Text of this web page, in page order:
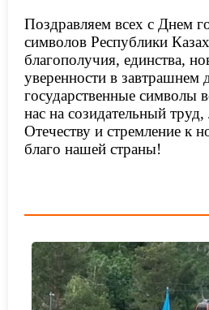
Поздравляем всех с Днем
символов Республики
благополучия, единства,
уверенности в завтрашнем
государственные символы
нас на созидательный
Отечеству и стремление к
благо нашей страны!